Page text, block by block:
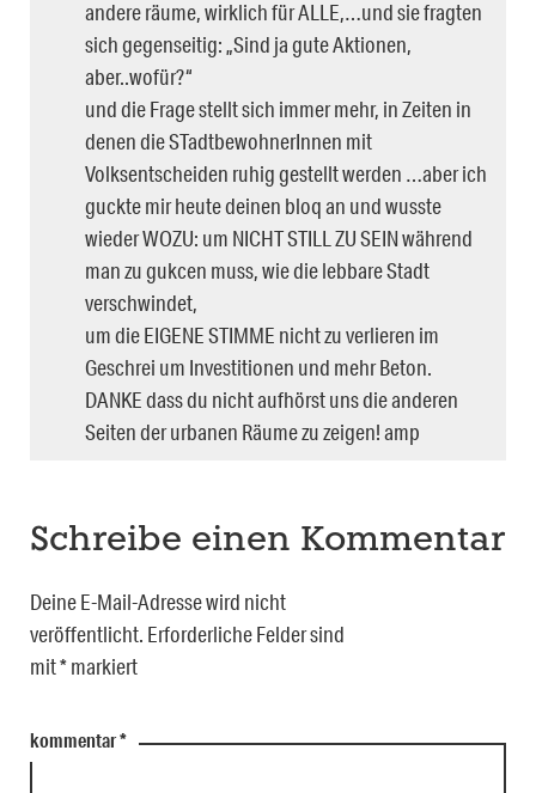
andere räume, wirklich für ALLE,…und sie fragten
sich gegenseitig: „Sind ja gute Aktionen,
aber..wofür?“
und die Frage stellt sich immer mehr, in Zeiten in
denen die STadtbewohnerInnen mit
Volksentscheiden ruhig gestellt werden …aber ich
guckte mir heute deinen bloq an und wusste
wieder WOZU: um NICHT STILL ZU SEIN während
man zu gukcen muss, wie die lebbare Stadt
verschwindet,
um die EIGENE STIMME nicht zu verlieren im
Geschrei um Investitionen und mehr Beton.
DANKE dass du nicht aufhörst uns die anderen
Seiten der urbanen Räume zu zeigen! amp
Schreibe einen Kommentar
Deine E-Mail-Adresse wird nicht
veröffentlicht. Erforderliche Felder sind
mit*markiert
kommentar*